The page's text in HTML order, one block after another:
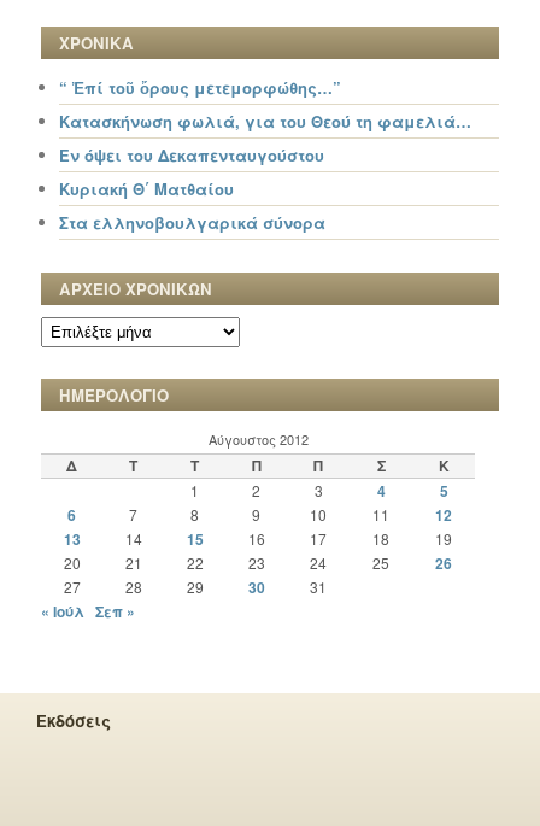
ΧΡΟΝΙΚΑ
“ Ἐπί τοῦ ὄρους μετεμορφώθης…”
Κατασκήνωση φωλιά, για του Θεού τη φαμελιά…
Εν όψει του Δεκαπενταυγούστου
Κυριακή Θ΄ Ματθαίου
Στα ελληνοβουλγαρικά σύνορα
ΑΡΧΕΙΟ ΧΡΟΝΙΚΩΝ
ΑΡΧΕΙΟ
ΧΡΟΝΙΚΩΝ
ΗΜΕΡΟΛΟΓΙΟ
Αύγουστος 2012
Δ Τ Τ Π Π Σ Κ
1 2 3 4
5
6
7 8 9 10 11
12
13
14 15 16 17 18
19
20
21 22 23 24 25 26
27 28 29 30 31
« Ιούλ Σεπ »
Εκδόσεις